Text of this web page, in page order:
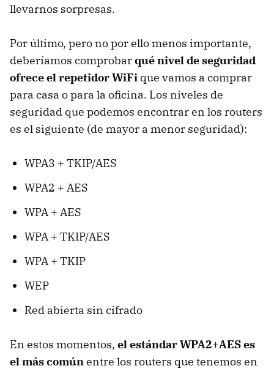
llevarnos sorpresas.
Por último, pero no por ello menos importante,
deberíamos comprobarqué nivel de seguridad
ofrece el repetidor WiFi que vamos a comprar
para casa o para la oficina. Los niveles de
seguridad que podemos encontrar en los routers
es el siguiente (de mayor a menor seguridad):
WPA3 + TKIP/AES
WPA2 + AES
WPA + AES
WPA + TKIP/AES
WPA + TKIP
WEP
Red abierta sin cifrado
En estos momentos, el estándar WPA2+AES es
el más comúnentre los routers que tenemos en